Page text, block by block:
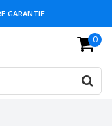
GARANTIE
0